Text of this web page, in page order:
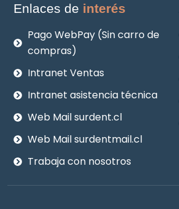
Enlaces de interés
Pago WebPay (Sin carro de
compras)
Intranet Ventas
Intranet asistencia técnica
Web Mail surdent.cl
Web Mail surdentmail.cl
Trabaja con nosotros